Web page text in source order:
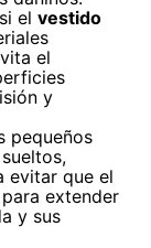
elvestido
el
y
pequeños
evitar que el
extender
y sus